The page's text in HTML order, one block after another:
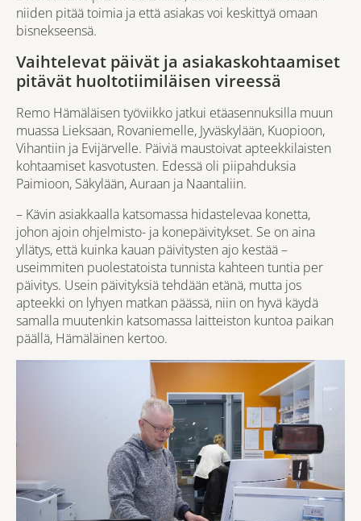
niiden pitää toimia ja että asiakas voi keskittyä omaan
bisnekseensä.
Vaihtelevat päivät ja asiakaskohtaamiset
pitävät huoltotiimiläisen vireessä
Remo Hämäläisen työviikko jatkui etäasennuksilla muun
muassa Lieksaan, Rovaniemelle, Jyväskylään, Kuopioon,
Vihantiin ja Evijärvelle. Päiviä maustoivat apteekkilaisten
kohtaamiset kasvotusten. Edessä oli piipahduksia
Paimioon, Säkylään, Auraan ja Naantaliin.
– Kävin asiakkaalla katsomassa hidastelevaa konetta,
johon ajoin ohjelmisto- ja konepäivitykset. Se on aina
yllätys, että kuinka kauan päivitysten ajo kestää –
useimmiten puolestatoista tunnista kahteen tuntia per
päivitys. Usein päivityksiä tehdään etänä, mutta jos
apteekki on lyhyen matkan päässä, niin on hyvä käydä
samalla muutenkin katsomassa laitteiston kuntoa paikan
päällä, Hämäläinen kertoo.